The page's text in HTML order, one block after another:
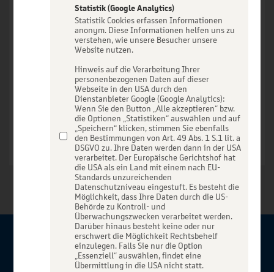
GEFUNDEN
Zur Startseite
Über BBBank-Entertain
Statistik (Google Analytics)
Statistik Cookies erfassen Informationen
anonym. Diese Informationen helfen uns zu
verstehen, wie unsere Besucher unsere
Website nutzen.
Hinweis auf die Verarbeitung Ihrer
personenbezogenen Daten auf dieser
Webseite in den USA durch den
Dienstanbieter Google (Google Analytics):
Wenn Sie den Button „Alle akzeptieren“ bzw.
die Optionen „Statistiken“ auswählen und auf
„Speichern“ klicken, stimmen Sie ebenfalls
den Bestimmungen von Art. 49 Abs. 1 S.1 lit. a
DSGVO zu. Ihre Daten werden dann in der USA
verarbeitet. Der Europäische Gerichtshof hat
die USA als ein Land mit einem nach EU-
Standards unzureichenden
Datenschutzniveau eingestuft. Es besteht die
Möglichkeit, dass Ihre Daten durch die US-
Behörde zu Kontroll- und
Überwachungszwecken verarbeitet werden.
Darüber hinaus besteht keine oder nur
erschwert die Möglichkeit Rechtsbehelf
einzulegen. Falls Sie nur die Option
„Essenziell“ auswählen, findet eine
Übermittlung in die USA nicht statt.